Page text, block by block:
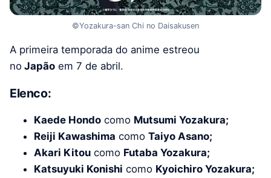
©Yozakura-san Chi no Daisakusen
A primeira temporada do anime estreou
no Japão em 7 de abril.
Elenco:
Kaede Hondo como Mutsumi Yozakura;
Reiji Kawashima como Taiyo Asano;
Akari Kitou como Futaba Yozakura;
Katsuyuki Konishi como Kyoichiro Yozakura;